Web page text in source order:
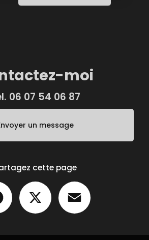
moi
06 07 54 06 87
un message
cette page
Facebook